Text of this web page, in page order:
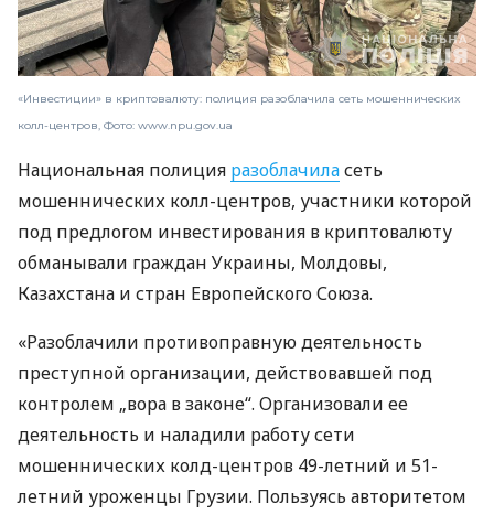
«Инвестиции» в криптовалюту: полиция разоблачила сеть мошеннических
колл-центров, Фото: www.npu.gov.ua
Национальная полиция разоблачиласеть
мошеннических колл-центров, участники которой
под предлогом инвестирования в криптовалюту
обманывали граждан Украины, Молдовы,
Казахстана и стран Европейского Союза.
«Разоблачили противоправную деятельность
преступной организации, действовавшей под
контролем „вора в законе“. Организовали ее
деятельность и наладили работу сети
мошеннических колд-центров 49-летний и 51-
летний уроженцы Грузии. Пользуясь авторитетом